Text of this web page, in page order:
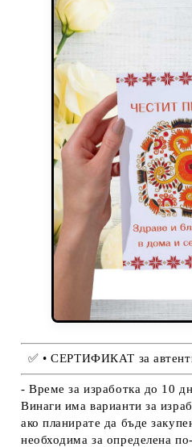
✅ • СЕРТИФИКАТ за
- Време за изработка до 10
Винаги има варианти за
ако планирате да бъде
необходима за определена